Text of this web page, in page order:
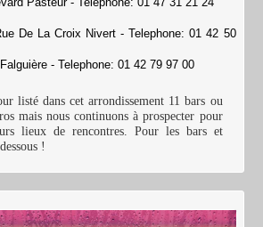
De La Croix Nivert - Telephone: 01 42 50
- Telephone: 01 42 79 97 00
listé dans cet arrondissement 11 bars ou
mais nous continuons à prospecter pour
lieux de rencontres. Pour les bars et
!